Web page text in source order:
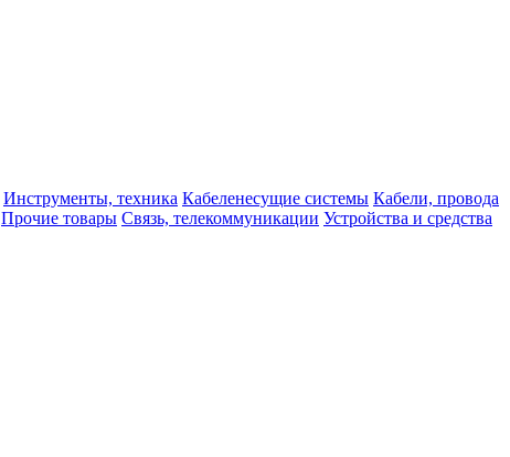
Инструменты, техника Кабеленесущие системы Кабели, провода
Прочие товары Связь, телекоммуникации Устройства и средства